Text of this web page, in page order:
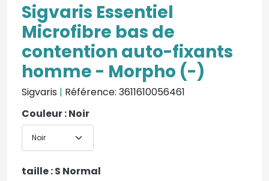
Sigvaris Essentiel
Microfibre bas de
contention auto-fixants
homme - Morpho (-)
Sigvaris | Référence: 3611610056461
Couleur : Noir
taille : S Normal